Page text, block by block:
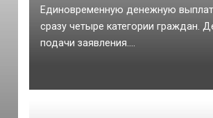
Единовременную денежную
сразу четыре категории граждан.
подачи заявления....